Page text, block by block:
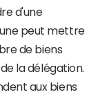
d'une
peut mettre
de biens
la délégation.
aux biens